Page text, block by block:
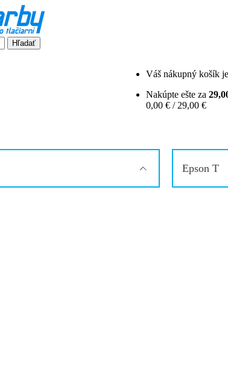
Hľadať
Váš nákupný košík
Nakúpte ešte za
0,00 € / 29,00 €
Epson T